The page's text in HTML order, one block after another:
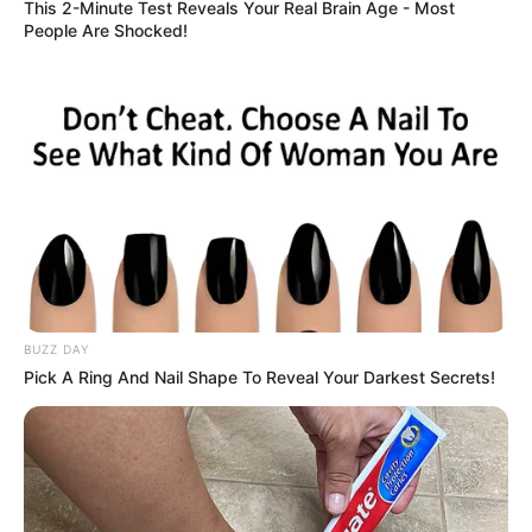
This 2-Minute Test Reveals Your Real Brain Age - Most
People Are Shocked!
BUZZ DAY
Pick A Ring And Nail Shape To Reveal Your Darkest Secrets!